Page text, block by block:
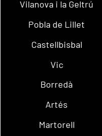
Vilanova i la Geltrú
Pobla de Lillet
Castellbisbal
Vic
Borredà
Artés
Martorell